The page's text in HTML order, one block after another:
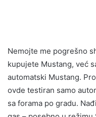
Nemojte me pogrešno
kupujete Mustang, već
automatski Mustang.
ovde testiran samo
sa forama po gradu.